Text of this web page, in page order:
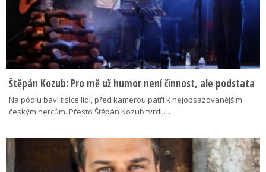
Štěpán Kozub: Pro mě už humor není činnost, ale podstata
Na pódiu baví tisíce lidí, před kamerou patří k nejobsazovanějším
českým hercům. Přesto Štěpán Kozub tvrdí,…